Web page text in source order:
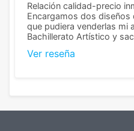
Relación calidad-precio
Encargamos dos diseños
que pudiera venderlas mi
Bachillerato Artístico y
diferencia, con libretas de
Ver reseña